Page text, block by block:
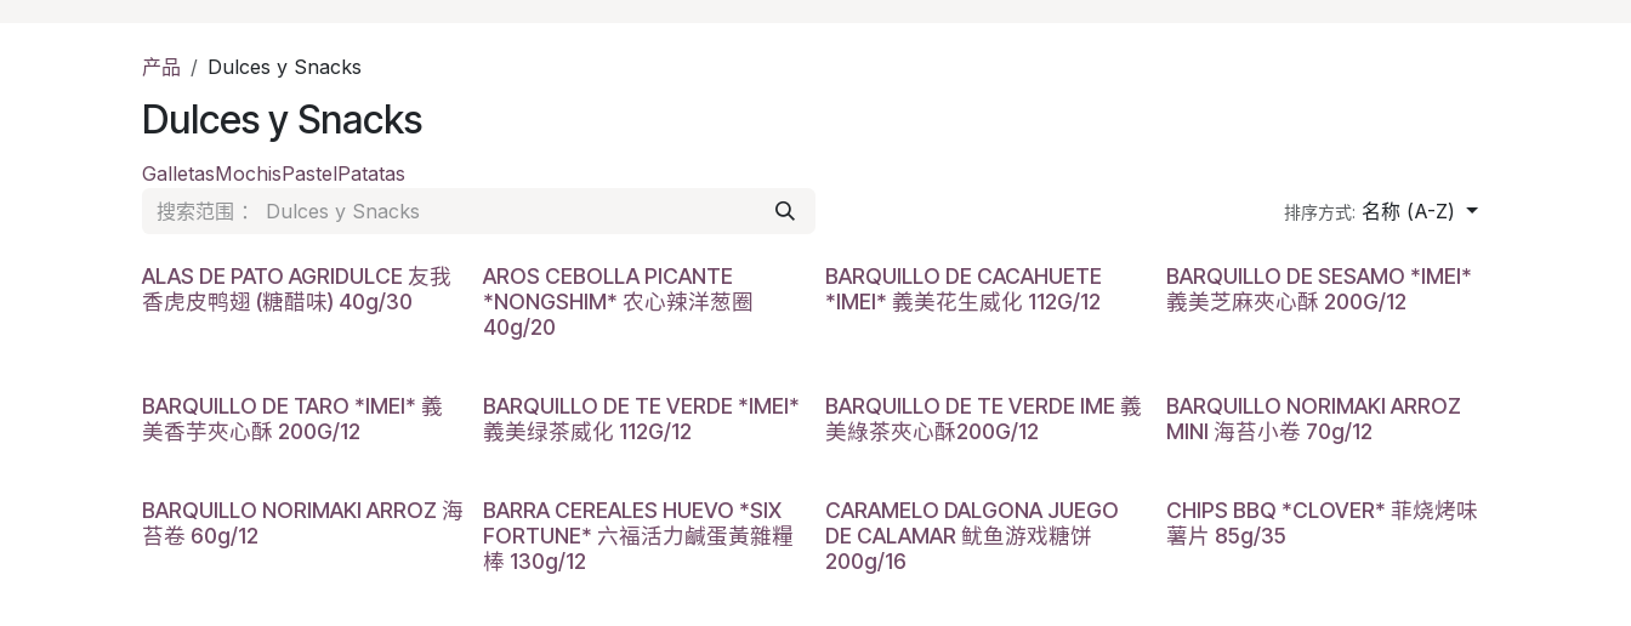
产品 Dulces y Snacks
Dulces y Snacks
GalletasMochisPastelPatatas
排序方式: 名称 (A-Z)
ALAS DE PATO AGRIDULCE 友我
香虎皮鸭翅 (糖醋味) 40g/30
AROS CEBOLLA PICANTE
*NONGSHIM* 农心辣洋葱圈
40g/20
BARQUILLO DE CACAHUETE
*IMEI* 義美花生威化 112G/12
BARQUILLO DE SESAMO *IMEI*
義美芝麻夾心酥 200G/12
BARQUILLO DE TARO *IMEI* 義
美香芋夾心酥 200G/12
BARQUILLO DE TE VERDE *IMEI*
義美绿茶威化 112G/12
BARQUILLO DE TE VERDE IME 義
美綠茶夾心酥200G/12
BARQUILLO NORIMAKI ARROZ
MINI 海苔小卷 70g/12
BARQUILLO NORIMAKI ARROZ 海
苔卷 60g/12
BARRA CEREALES HUEVO *SIX
FORTUNE* 六福活力鹹蛋黃雜糧
棒 130g/12
CARAMELO DALGONA JUEGO
DE CALAMAR 鱿鱼游戏糖饼
200g/16
CHIPS BBQ *CLOVER* 菲烧烤味
薯片 85g/35